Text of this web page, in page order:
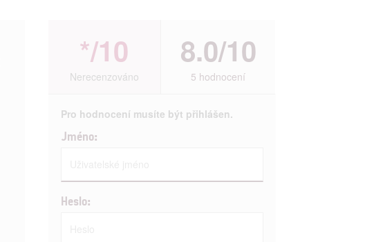
*/10
Nerecenzováno
8.0/10
5 hodnocení
Pro hodnocení musíte být přihlášen.
Jméno:
Heslo: